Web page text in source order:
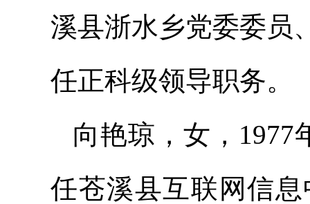
溪县浙水乡党委委员
任正科级领导职务。
向艳琼，女，
任苍溪县互联网信